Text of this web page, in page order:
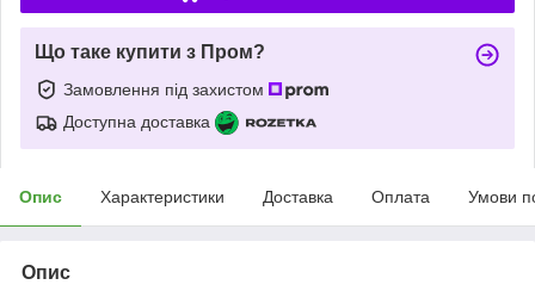
Що таке купити з Пром?
Замовлення під захистом
Доступна доставка
Опис Характеристики Доставка Оплата Умови
Опис